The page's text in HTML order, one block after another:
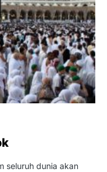
seluruh dunia akan